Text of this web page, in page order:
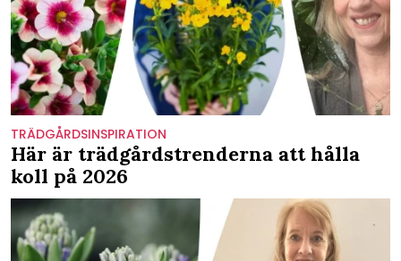
TRÄDGÅRDSINSPIRATION
Här är trädgårdstrenderna att hålla
koll på 2026